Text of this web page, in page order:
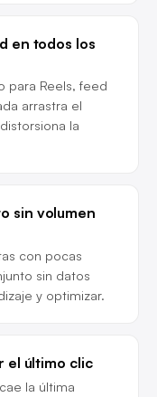
en todos los
para Reels, feed
arrastra el
la
sin volumen
con pocas
sin datos
y optimizar.
el último clic
la última